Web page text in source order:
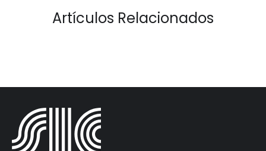
Artículos Relacionados